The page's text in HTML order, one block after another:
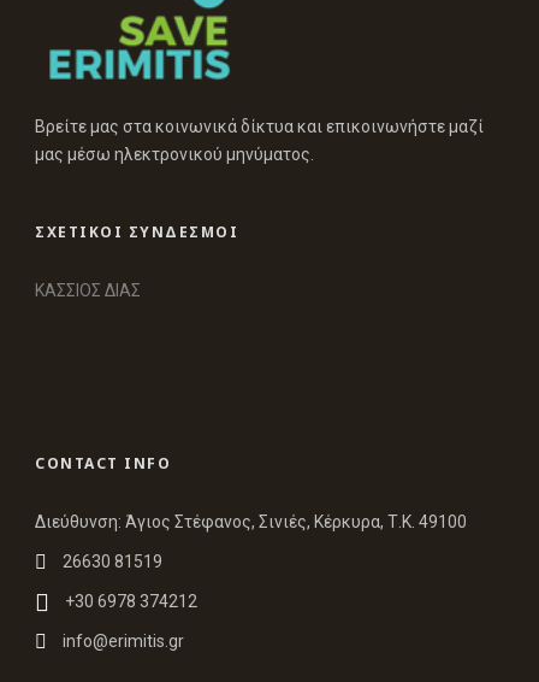
Βρείτε μας στα κοινωνικά δίκτυα και επικοινωνήστε μαζί
μας μέσω ηλεκτρονικού μηνύματος.
ΣΧΕΤΙΚΟΙ ΣΥΝΔΕΣΜΟΙ
ΚΑΣΣΙΟΣ ΔΙΑΣ
CONTACT INFO
Διεύθυνση: Άγιος Στέφανος, Σινιές, Κέρκυρα, Τ.Κ. 49100
26630 81519
+30 6978 374212
info@erimitis.gr